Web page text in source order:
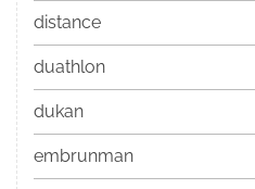
distance
duathlon
dukan
embrunman